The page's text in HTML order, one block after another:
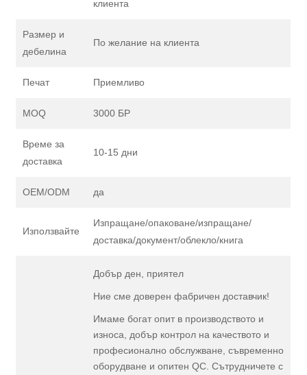
клиента
Размер и
дебелина
По желание на клиента
Печат Приемливо
MOQ 3000 БР
Време за
доставка
10-15 дни
OEM/ODM да
Използвайте
Изпращане/опаковане/изпращане/
доставка/документ/облекло/книга
Добър ден, приятел
Ние сме доверен фабричен доставчик!
Имаме богат опит в производството и
износа, добър контрол на качеството и
професионално обслужване, съвременно
оборудване и опитен QC. Сътрудничете с